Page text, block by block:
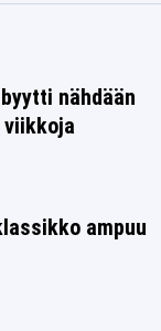
nähdään
ampuu